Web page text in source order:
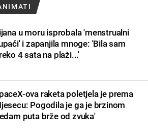
u moru isprobala 'menstrualni
i zapanjila mnoge: 'Bila sam
4 sata na plaži...'
ova raketa poletjela je prema
Pogodila je ga je brzinom
puta brže od zvuka'